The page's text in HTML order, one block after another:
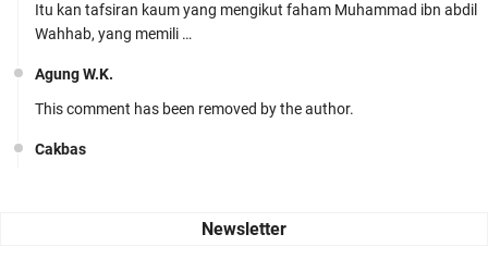
Itu kan tafsiran kaum yang mengikut faham Muhammad ibn abdil
Wahhab, yang memili …
Agung W.K.
This comment has been removed by the author.
Cakbas